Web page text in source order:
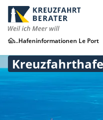
...Hafeninformationen Le Port